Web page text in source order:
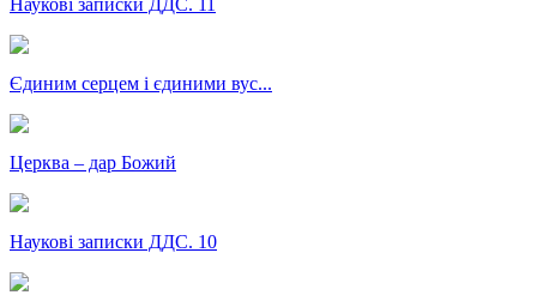
Наукові записки ДДС. 11
Єдиним серцем і єдиними вус...
Церква – дар Божий
Наукові записки ДДС. 10